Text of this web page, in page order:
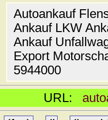
Autoankauf
Ankauf LKW
Ankauf
Export
5944000
URL: